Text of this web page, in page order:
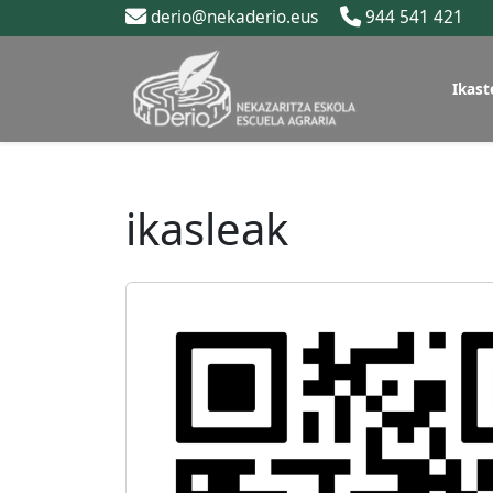
derio@nekaderio.eus 944 541 421
ikasleak